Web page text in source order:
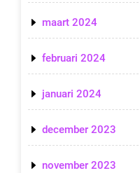
maart 2024
februari 2024
januari 2024
december 2023
november 2023